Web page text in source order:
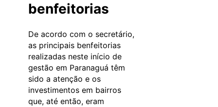
benfeitorias
De acordo com o secretário,
as principais benfeitorias
realizadas neste início de
gestão em Paranaguá têm
sido a atenção e os
investimentos em bairros
que, até então, eram